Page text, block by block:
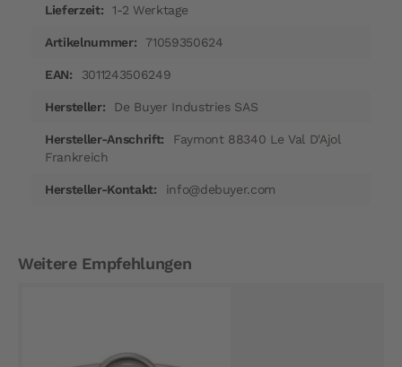
1-2 Werktage
71059350624
3011243506249
De Buyer Industries SAS
Faymont 88340 Le Val D'Ajol
Frankreich
info@debuyer.com
Weitere Empfehlungen